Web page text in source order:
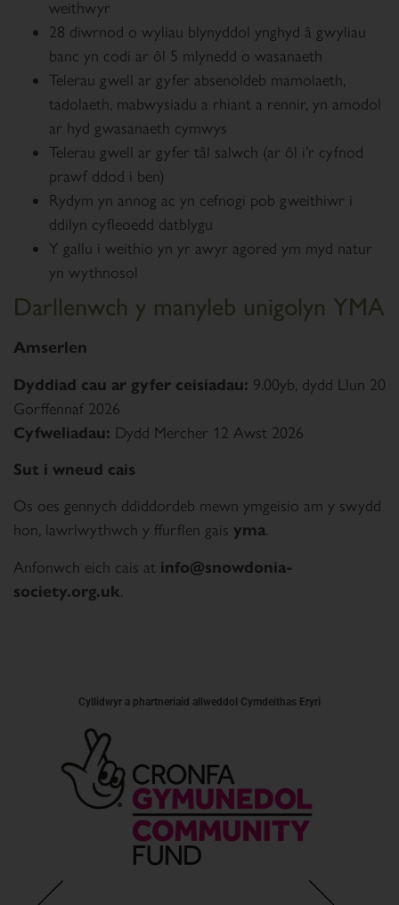
weithwyr
28 diwrnod o wyliau blynyddol ynghyd â gwyliau
banc yn codi ar ôl 5 mlynedd o wasanaeth
Telerau gwell ar gyfer absenoldeb mamolaeth,
tadolaeth, mabwysiadu a rhiant a rennir, yn amodol
ar hyd gwasanaeth cymwys
Telerau gwell ar gyfer tâl salwch (ar ôl i’r cyfnod
prawf ddod i ben)
Rydym yn annog ac yn cefnogi pob gweithiwr i
ddilyn cyfleoedd datblygu
Y gallu i weithio yn yr awyr agored ym myd natur
yn wythnosol
Darllenwch y manyleb unigolyn YMA
Amserlen
Dyddiad cau ar gyfer ceisiadau: 9.00yb, dydd Llun 20
Gorffennaf 2026
Cyfweliadau: Dydd Mercher 12 Awst 2026
Sut i wneud cais
Os oes gennych ddiddordeb mewn ymgeisio am y swydd
hon, lawrlwythwch y ffurflen gais yma.
Anfonwch eich cais at info@snowdonia-
society.org.uk.
Cyllidwyr a phartneriaid allweddol Cymdeithas Eryri